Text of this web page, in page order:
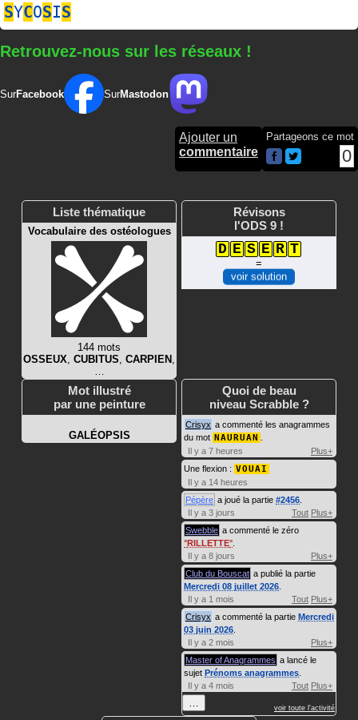
SYCOSIS
Retrouvez-nous sur les réseaux !
SurFacebook SurMastodon
Ajouter un
commentaire
Partageons ce mot
0
Liste thématique
Vocabulaire des ostéologues
144 mots
OSSEUX, CUBITUS, CARPIEN ,
…
Révisons
l'ODS 9 !
D E S E R T
=
voir solution
Mot illustré
par une peinture
GALÉOPSIS
Quoi de beau
niveau Scrabble ?
Crisyx a commenté les anagrammes
du mot NAURUAN
Il y a 7 heures
Plus+
Une flexion : VOUAI
Il y a 14 heures
Pépère a joué la partie #2456
Il y a 3 jours
Tout Plus+
Swebble a commenté le zéro
RILLETTE
Il y a 8 jours
Plus+
Club du Bouscat a publié la partie
Mercredi 08 juillet 2026
Il y a 1 mois
Tout Plus+
Crisyx a commenté la partie Mercredi
03 juin 2026
Il y a 2 mois
Plus+
Master of Anagrammes a lancé le
sujet Prénoms anagrammes
Il y a 4 mois
Tout Plus+
… voir toute l'activité